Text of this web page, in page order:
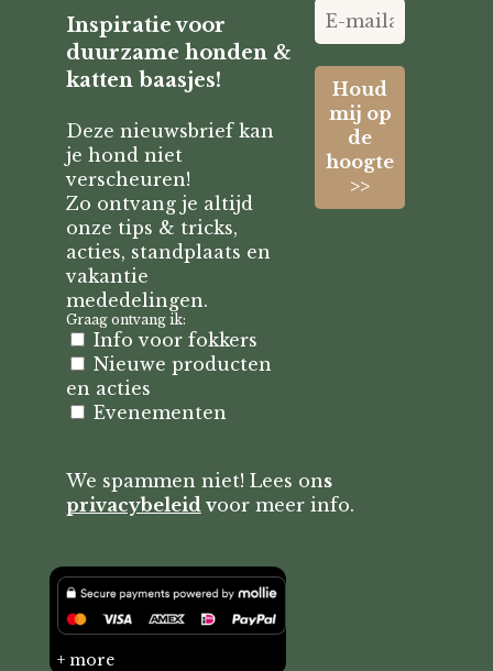
Inspiratie voor
duurzame honden &
katten baasjes!
Deze nieuwsbrief kan
je hond niet
verscheuren!
Zo ontvang je altijd
onze tips & tricks,
acties, standplaats en
vakantie
mededelingen.
Graag ontvang ik:
Info voor fokkers
Nieuwe producten
en acties
Evenementen
We spammen niet! Lees ons
privacybeleidvoor meer info.
+ more